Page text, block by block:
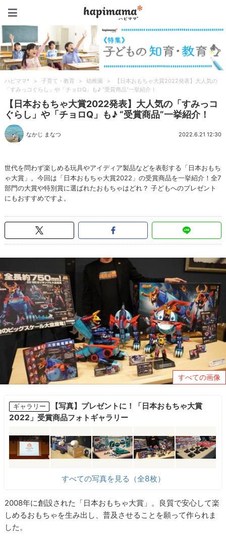
ハピママ* > 子育て・教育 > 幼稚園 >
【日本おもちゃ大賞2022発表】大人気の
「すみっコぐらし」や「チョロQ」も♪ “受賞商品”一挙紹介！
【日本おもちゃ大賞2022発表】大人気の「すみっコ
ぐらし」や「チョロQ」も♪ “受賞商品”一挙紹介！
なかじ まなつ 2022.6.21 12:30
世代を問わず楽しめる玩具やアイディア製品などを表彰する「日本おもち
ゃ大賞」。今回は「日本おもちゃ大賞2022」の受賞商品を一挙紹介！全7
部門の大賞や特別賞に選ばれたおもちゃはどれ？ 子どもへのプレゼント
にもおすすめですよ。
すべての画像
ギャラリー
【写真】プレゼントに！「日本おもちゃ大賞
2022」受賞商品フォトギャラリー
すべての写真を見る（全8枚）
2008年に創設された「日本おもちゃ大賞」。良質で安心して楽
しめるおもちゃを生み出し、普及させることを願って作られま
した。